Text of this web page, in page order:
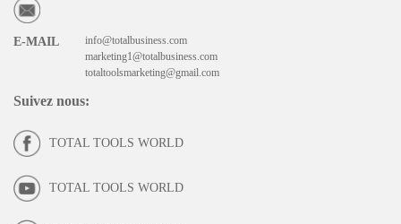
E-MAIL
info@totalbusiness.com
marketing1@totalbusiness.com
totaltoolsmarketing@gmail.com
Suivez nous:
TOTAL TOOLS WORLD
TOTAL TOOLS WORLD